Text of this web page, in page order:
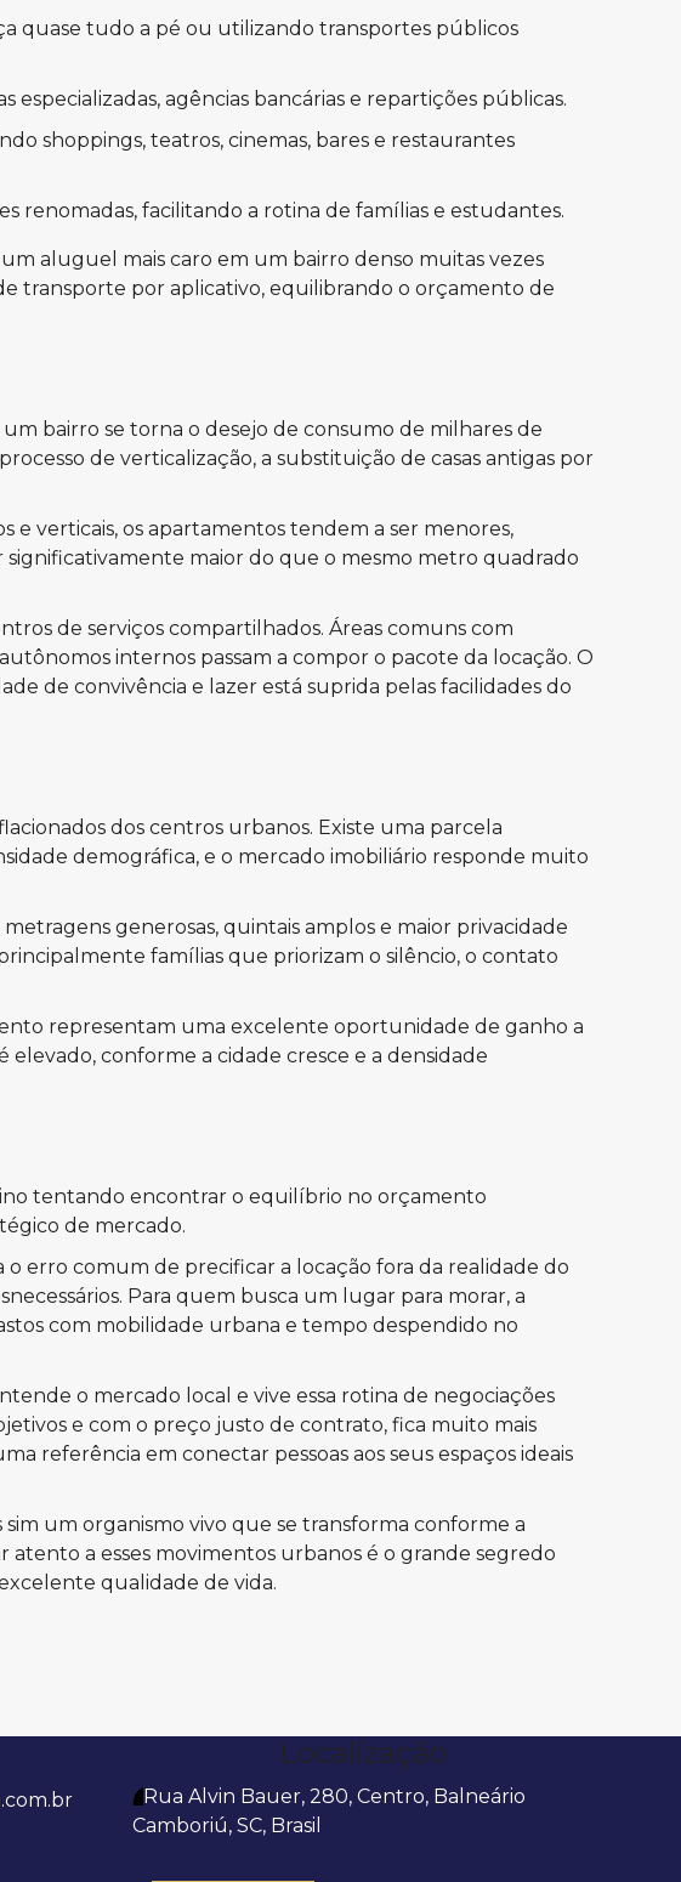
quase tudo a pé ou utilizando transportes públicos
agências bancárias e repartições públicas.
shoppings, teatros, cinemas, bares e restaurantes
renomadas, facilitando a rotina de famílias e estudantes.
aluguel mais caro em um bairro denso muitas vezes
transporte por aplicativo, equilibrando o orçamento de
bairro se torna o desejo de consumo de milhares de
de verticalização, a substituição de casas antigas por
e verticais, os apartamentos tendem a ser menores,
maior do que o mesmo metro quadrado
de serviços compartilhados. Áreas comuns com
internos passam a compor o pacote da locação. O
de convivência e lazer está suprida pelas facilidades do
dos centros urbanos. Existe uma parcela
demográfica, e o mercado imobiliário responde muito
generosas, quintais amplos e maior privacidade
famílias que priorizam o silêncio, o contato
representam uma excelente oportunidade de ganho a
conforme a cidade cresce e a densidade
tentando encontrar o equilíbrio no orçamento
de mercado.
erro comum de precificar a locação fora da realidade do
Para quem busca um lugar para morar, a
com mobilidade urbana e tempo despendido no
o mercado local e vive essa rotina de negociações
e com o preço justo de contrato, fica muito mais
referência em conectar pessoas aos seus espaços ideais
um organismo vivo que se transforma conforme a
atento a esses movimentos urbanos é o grande segredo
qualidade de vida.
Localização
Rua Alvin Bauer, 280, Centro, Balneário
Camboriú, SC, Brasil